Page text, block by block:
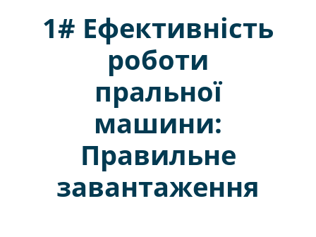
1# Ефективність
роботи
пральної
машини:
Правильне
завантаження